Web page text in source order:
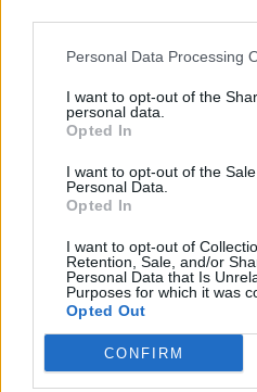
Personal Data Processing
I want to opt-out of the
personal data.
Opted In
I want to opt-out of the
Personal Data.
Opted In
I want to opt-out of
Retention, Sale, and/or
Personal Data that Is
Purposes for which it was
Opted Out
CONFIRM